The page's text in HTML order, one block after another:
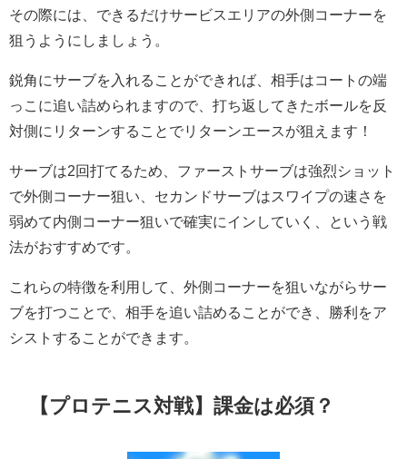
その際には、できるだけサービスエリアの外側コーナーを
狙うようにしましょう。
鋭角にサーブを入れることができれば、相手はコートの端
っこに追い詰められますので、打ち返してきたボールを反
対側にリターンすることでリターンエースが狙えます！
サーブは2回打てるため、ファーストサーブは強烈ショット
で外側コーナー狙い、セカンドサーブはスワイプの速さを
弱めて内側コーナー狙いで確実にインしていく、という戦
法がおすすめです。
これらの特徴を利用して、外側コーナーを狙いながらサー
ブを打つことで、相手を追い詰めることができ、勝利をア
シストすることができます。
【プロテニス対戦】課金は必須？